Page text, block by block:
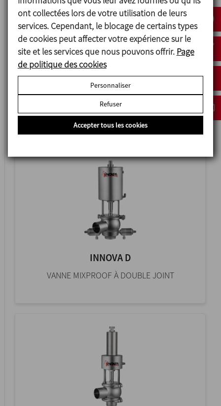
INNOVA F
VANNE À CLAPET FOND DE CUVE
INNOVA D
VANNE MIXPROOF À DOUBLE JOINT
ont collectées lors de votre utilisation de leurs
services. Cependant, le blocage de certains types
de cookies peut affecter votre expérience sur le
site et les services que nous pouvons offrir. Page
de politique des cookies
Personnaliser
Refuser
Accepter tous les cookies